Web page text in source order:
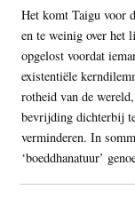
Het komt Taigu voor
en te weinig over het
opgelost voordat
existentiële
rotheid van de
bevrijding dichterbij
verminderen. In
‘boeddhanatuur’